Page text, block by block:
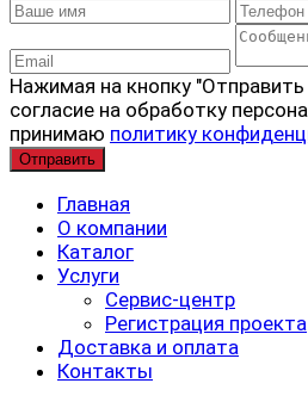
Нажимая на кнопку
согласие на обработку
принимаю политику
Главная
О компании
Каталог
Услуги
Сервис-центр
Регистрация проекта
Доставка и оплата
Контакты